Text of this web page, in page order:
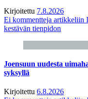
Kirjoitettu 7.8.2026
Ei kommentteja artikkeliin
kestävän tienpidon
Joensuun uudesta
syksyllä
Kirjoitettu 6.8.2026